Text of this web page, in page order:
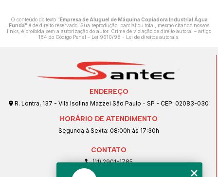
O conteúdo do texto "Empresa de Aluguel de Máquina Copiadora Industrial Água
Funda" é de direito reservado. Sua reprodução, parcial ou total, mesmo citando nossos
links, é proibida sem a autorização do autor. Crime de violação de direito autoral – artigo
184 do Código Penal – Lei 9610/98 - Lei de direitos autorais
ENDEREÇO
R. Lontra, 137 - Vila Isolina Mazzei São Paulo - SP - CEP: 02083-030
HORÁRIO DE ATENDIMENTO
Segunda à Sexta: 08:00h às 17:30h
CONTATO
(11) 2901-1785
(11) 99239-1832